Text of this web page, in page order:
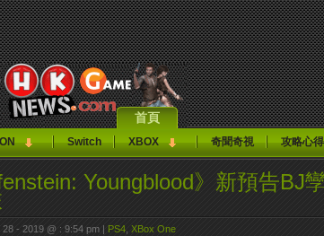
首頁
Switch XBOX 奇聞奇視 攻略心得
Youngblood》新預告BJ
- 2019 @ : 9:54 pm | PS4 XBox One